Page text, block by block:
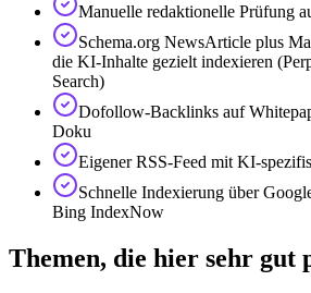
Manuelle redaktionelle Prüfung
Schema.org NewsArticle plus
die KI-Inhalte gezielt indexieren
Search)
Dofollow-Backlinks auf
Doku
Eigener RSS-Feed mit KI-
Schnelle Indexierung über
Bing IndexNow
Themen, die hier sehr gut